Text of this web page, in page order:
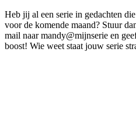
Heb jij al een serie in gedachten
voor de komende maand? Stuur
mail naar mandy@mijnserie en
boost! Wie weet staat jouw serie